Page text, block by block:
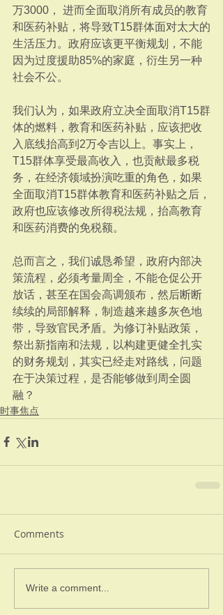
万3000， 进而全面取消所有成员的教育
和医药补贴，将导致T15群体面对太大的
生活压力。政府应该更平衡规划，不能
因为过度援助85%的家庭，衍生另一种
社会不公。
我们认为，如果政府立决全面取消T15群
体的燃料，教育和医药补贴，应该把收
入底线抬高到2万令吉以上。事实上，
T15群体享受最高收入，也贡献最多税
务，在经济领域扮演吃重的角色，如果
全面取消T15群体教育和医药补贴之后，
政府也应该修改所得税法规，抬高教育
和医药消费的免税额。
总而言之，我们诚恳希望，政府内部决
策流程，必须考量周全，不能仓促公开
放话，甚至在国会高调颁布，然后断断
续续的局部解释，制造越来越多灰色地
带，导致官民矛盾。为修订补贴政策，
祭出新指南和法规，以构建更健全扎实
的财务规划，其实已经走对路线，问题
在于决策过程，是否能够做到周全圆
融？
时事焦点
Comments
Write a comment...